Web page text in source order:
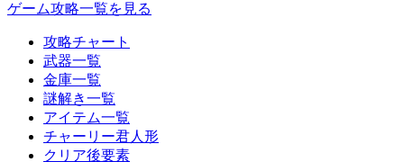
ゲーム攻略一覧を見る
攻略チャート
武器一覧
金庫一覧
謎解き一覧
アイテム一覧
チャーリー君人形
クリア後要素